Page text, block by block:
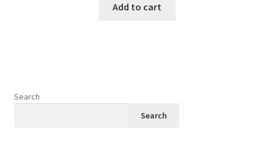
Add to cart
Search
Search